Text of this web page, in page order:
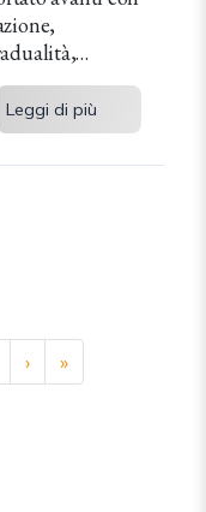
un'opportunità
Leggi di più
› »